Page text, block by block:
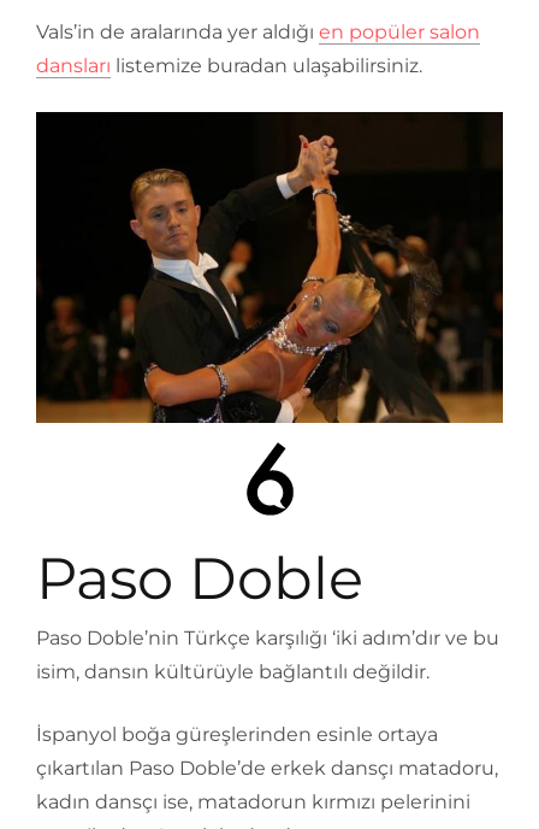
Vals’in de aralarında yer aldığı en popüler salon
dansları listemize buradan ulaşabilirsiniz.
Paso Doble
Paso Doble’nin Türkçe karşılığı ‘iki adım’dır ve bu
isim, dansın kültürüyle bağlantılı değildir.
İspanyol boğa güreşlerinden esinle ortaya
çıkartılan Paso Doble’de erkek dansçı matadoru,
kadın dansçı ise, matadorun kırmızı pelerinini